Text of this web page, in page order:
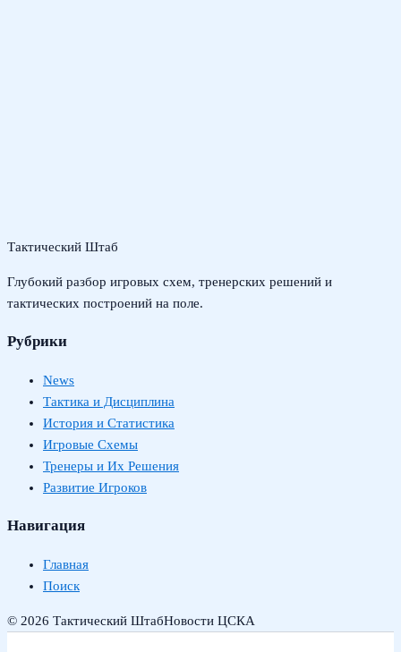
Тактический Штаб
Глубокий разбор игровых схем, тренерских решений и
тактических построений на поле.
Рубрики
News
Тактика и Дисциплина
История и Статистика
Игровые Схемы
Тренеры и Их Решения
Развитие Игроков
Навигация
Главная
Поиск
© 2026 Тактический ШтабНовости ЦСКА